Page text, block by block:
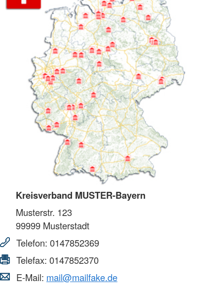
Kreisverband MUSTER-Bayern
Musterstr. 123
99999 Musterstadt
Telefon: 0147852369
Telefax: 0147852370
E-Mail: mail@mailfake.de